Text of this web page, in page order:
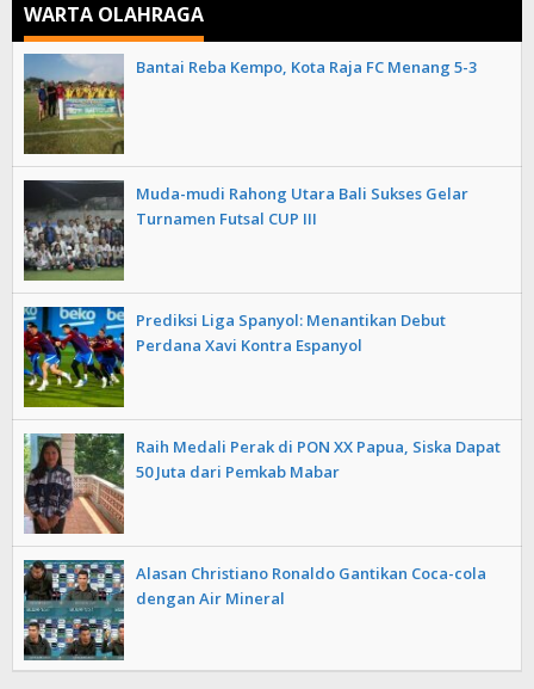
WARTA OLAHRAGA
Bantai Reba Kempo, Kota Raja FC Menang 5-3
Muda-mudi Rahong Utara Bali Sukses Gelar
Turnamen Futsal CUP III
Prediksi Liga Spanyol: Menantikan Debut
Perdana Xavi Kontra Espanyol
Raih Medali Perak di PON XX Papua, Siska Dapat
50 Juta dari Pemkab Mabar
Alasan Christiano Ronaldo Gantikan Coca-cola
dengan Air Mineral